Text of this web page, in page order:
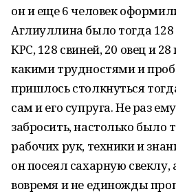
он и еще 6 человек
Аглиуллина было тогда 128
КРС, 128 свиней, 20 овец и
какими трудностями и
пришлось столкнуться
сам и его супруга. Не раз
забросить, настолько было
рабочих рук, техники и
он посеял сахарную свеклу,
вовремя и не единожды